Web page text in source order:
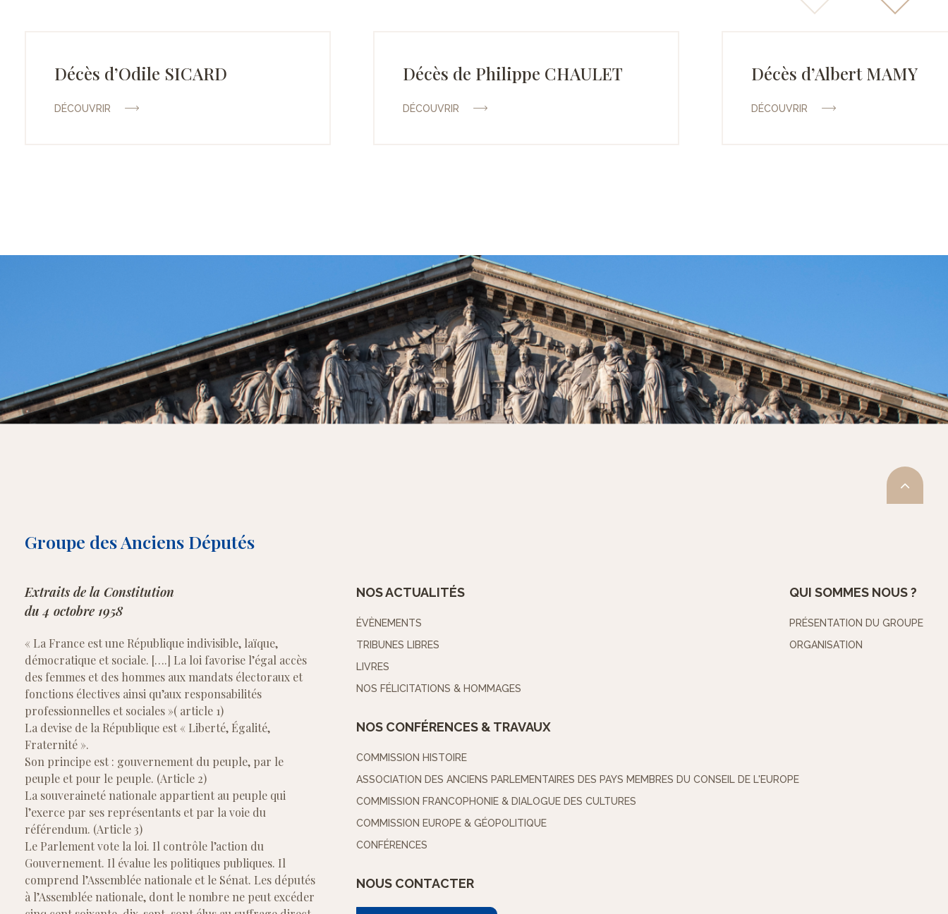
Décès d’Odile SICARD
DÉCOUVRIR
Décès de Philippe CHAULET
DÉCOUVRIR
Décès d’Albert MAMY
DÉCOUVRIR
Groupe des Anciens Députés
Extraits de la Constitution
du 4 octobre 1958
« La France est une République indivisible, laïque,
démocratique et sociale. [….] La loi favorise l’égal accès
des femmes et des hommes aux mandats électoraux et
fonctions électives ainsi qu’aux responsabilités
professionnelles et sociales »( article 1)
La devise de la République est « Liberté, Égalité,
Fraternité ».
Son principe est : gouvernement du peuple, par le
peuple et pour le peuple. (Article 2)
La souveraineté nationale appartient au peuple qui
l’exerce par ses représentants et par la voie du
référendum. (Article 3)
Le Parlement vote la loi. Il contrôle l’action du
Gouvernement. Il évalue les politiques publiques. Il
comprend l’Assemblée nationale et le Sénat. Les députés
à l’Assemblée nationale, dont le nombre ne peut excéder
NOS ACTUALITÉS
ÉVÈNEMENTS
TRIBUNES LIBRES
LIVRES
NOS FÉLICITATIONS & HOMMAGES
QUI SOMMES NOUS ?
PRÉSENTATION DU GROUPE
ORGANISATION
NOS CONFÉRENCES & TRAVAUX
COMMISSION HISTOIRE
ASSOCIATION DES ANCIENS PARLEMENTAIRES DES PAYS MEMBRES DU CONSEIL DE L'EUROPE
COMMISSION FRANCOPHONIE & DIALOGUE DES CULTURES
COMMISSION EUROPE & GÉOPOLITIQUE
CONFÉRENCES
NOUS CONTACTER